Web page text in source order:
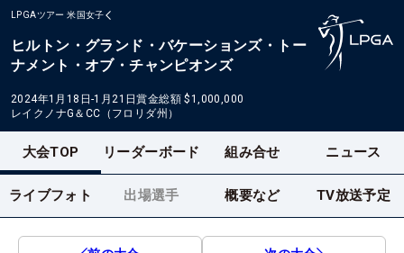
LPGAツアー 米国女子
ヒルトン・グランド・バケーションズ・トー
ナメント・オブ・チャンピオンズ
2024年1月18日-1月21日賞金総額 $1,000,000
レイクノナG＆CC（フロリダ州）
大会TOP リーダーボード 組み合せ ニュース
ライブフォト 出場選手 概要など TV放送予定